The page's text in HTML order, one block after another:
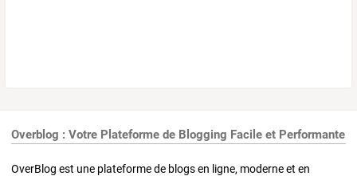
Overblog : Votre Plateforme de Blogging Facile et Performante
OverBlog est une plateforme de blogs en ligne, moderne et en